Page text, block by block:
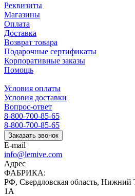
Реквизиты
Магазины
Оплата
Доставка
Возврат товара
Подарочные сертификаты
Корпоративные заказы
Помощь
Условия оплаты
Условия доставки
Вопрос-ответ
8-800-700-85-65
8-800-700-85-65
Заказать звонок
E-mail
info@lemive.com
Адрес
ФАБРИКА:
РФ, Свердловская область, Нижний
1А